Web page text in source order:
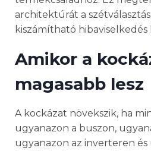
architektúrát a
kiszámítható
Amikor a
magasabb lesz
A kockázat növekszik, ha
ugyanazon a buszon,
ugyanazon az inverteren és